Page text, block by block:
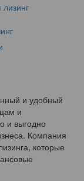
и удобный
и
и выгодно
Компания
которые